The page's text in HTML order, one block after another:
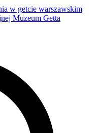
w getcie warszawskim
Muzeum Getta